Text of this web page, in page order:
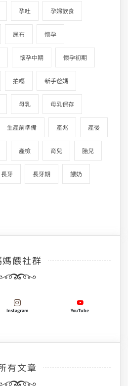
孕吐 孕婦飲食
尿布 懷孕
懷孕中期 懷孕初期
拍嗝 新手爸媽
母乳 母乳保存
生產前準備 產兆 產後
產檢 育兒 胎兒
長牙 長牙期 餵奶
媽餵社群
Instagram YouTube
有文章